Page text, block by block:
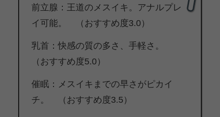
前立腺：王道のメスイキ。アナルプレ
イ可能。 （おすすめ度3.0）
乳首：快感の質の多さ、手軽さ。
（おすすめ度5.0）
催眠：メスイキまでの早さがピカイ
チ。 （おすすめ度3.5）